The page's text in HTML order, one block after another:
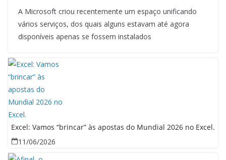
A Microsoft criou recentemente um espaço unificando
vários serviços, dos quais alguns estavam até agora
disponíveis apenas se fossem instalados
Excel: Vamos “brincar” às apostas do Mundial 2026 no Excel.
11/06/2026